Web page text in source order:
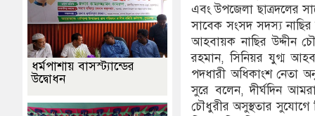
এবং উপজেলা ছাত্রদলের
সাবেক সংসদ সদস্য
আহবায়ক নাছির উদ্দীন
রহমান, সিনিয়র যুগ্ম
পদধারী অধিকাংশ নেতা
সুরে বলেন, দীর্ঘদিন
চৌধুরীর অসুস্থতার সুযোগে
ধর্মপাশায় বাসস্ট্যান্ডের
উদ্বোধন